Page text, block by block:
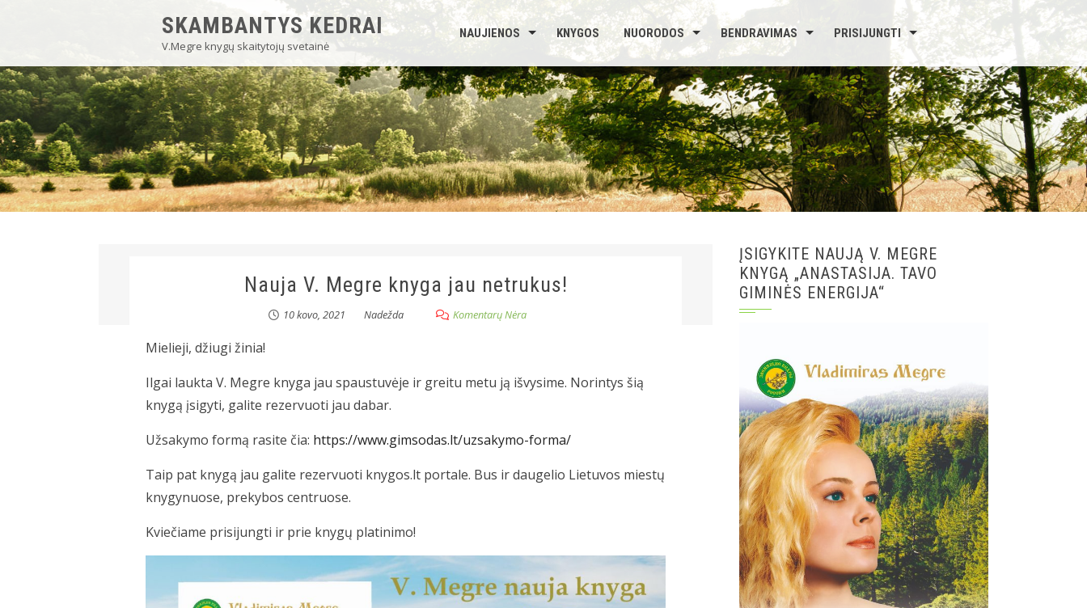
SKAMBANTYS KEDRAI
V.Megre knygų skaitytojų svetainė
NAUJIENOS KNYGOS NUORODOS BENDRAVIMAS PRISIJUNGTI
Nauja V. Megre knyga jau netrukus!
10 kovo, 2021 Nadežda Komentarų Nėra
Mielieji, džiugi žinia!
Ilgai laukta V. Megre knyga jau spaustuvėje ir greitu metu ją išvysime. Norintys šią
knygą įsigyti, galite rezervuoti jau dabar.
Užsakymo formą rasite čia: https://www.gimsodas.lt/uzsakymo-forma/
Taip pat knygą jau galite rezervuoti knygos.lt portale. Bus ir daugelio Lietuvos miestų
knygynuose, prekybos centruose.
Kviečiame prisijungti ir prie knygų platinimo!
ĮSIGYKITE NAUJĄ V. MEGRE
KNYGĄ „ANASTASIJA. TAVO
GIMINĖS ENERGIJA“